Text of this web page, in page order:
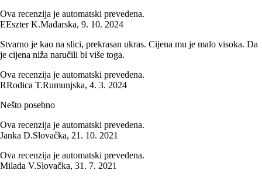
Ova recenzija je automatski prevedena.
EEszter K.Mađarska, 9. 10. 2024
Stvarno je kao na slici, prekrasan ukras. Cijena mu je malo visoka. Da
je cijena niža naručili bi više toga.
Ova recenzija je automatski prevedena.
RRodica T.Rumunjska, 4. 3. 2024
Nešto posebno
Ova recenzija je automatski prevedena.
Janka D.Slovačka, 21. 10. 2021
Ova recenzija je automatski prevedena.
Milada V.Slovačka, 31. 7. 2021